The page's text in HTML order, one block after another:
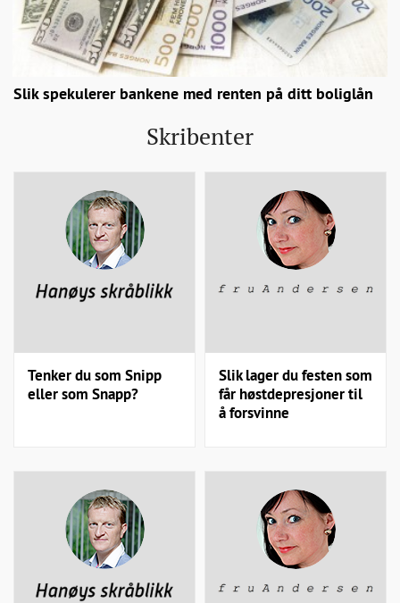
Slik spekulerer bankene med renten på ditt boliglån
Skribenter
Tenker du som Snipp
eller som Snapp?
Slik lager du festen som
får høstdepresjoner til
å forsvinne